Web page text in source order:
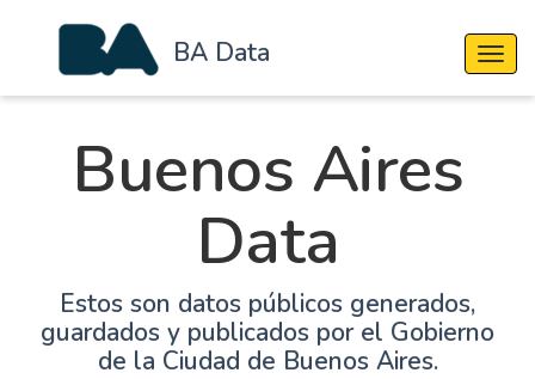
BA Data
Buenos Aires
Data
Estos son datos públicos generados,
guardados y publicados por el Gobierno
de la Ciudad de Buenos Aires.